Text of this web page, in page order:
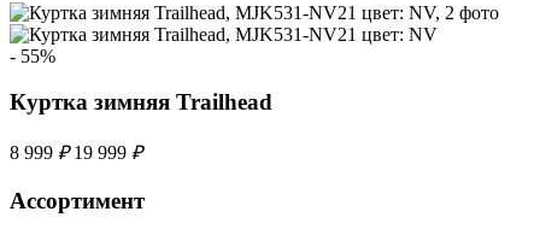
- 55%
Куртка зимняя Trailhead
8 999 ₽ 19 999 ₽
Ассортимент